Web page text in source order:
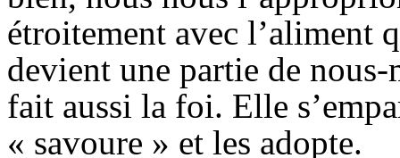
étroitement avec l’aliment
devient une partie de nous-
fait aussi la foi. Elle
« savoure » et les adopte.